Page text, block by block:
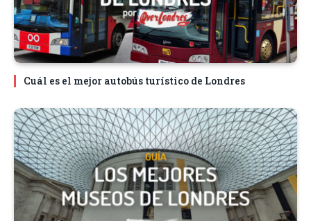
Cuál es el mejor autobús turístico de Londres